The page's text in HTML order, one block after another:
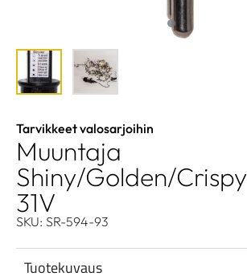
Tarvikkeet valosarjoihin
Muuntaja
Shiny/Golden/
31V
SKU: SR-594-93
Tuotekuvaus